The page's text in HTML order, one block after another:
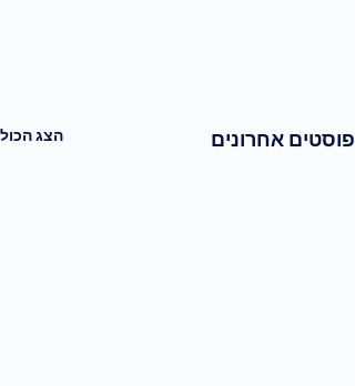
פוסטים אחרונים הצג הכול